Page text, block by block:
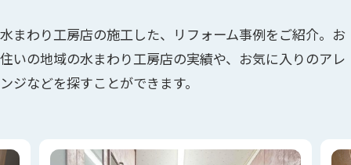
水まわり工房店の施工した、リフォーム事例をご紹介。お
住いの地域の水まわり工房店の実績や、お気に入りのアレ
ンジなどを探すことができます。